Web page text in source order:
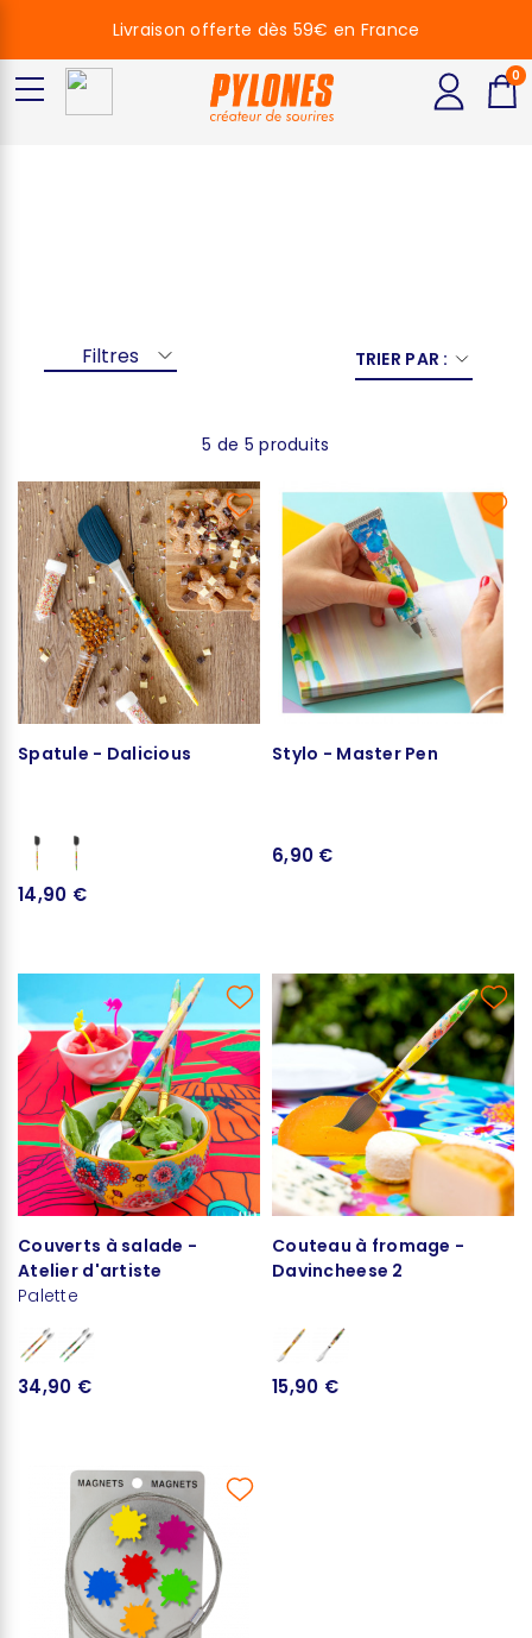
Filtres TRIER PAR :
5 de 5 produits
Spatule - Dalicious
14,90 €
Stylo - Master Pen
6,90 €
Couverts à salade -
Atelier d'artiste
Palette
34,90 €
Couteau à fromage -
Davincheese 2
15,90 €
Livraison offerte dès 59€ en France
0